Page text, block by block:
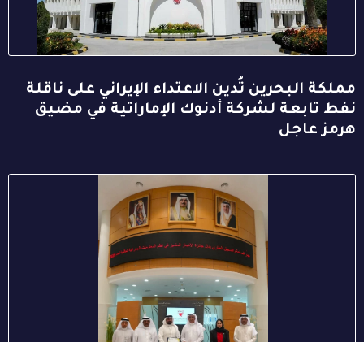
مملكة البحرين تُدين الاعتداء الإيراني على ناقلة
نفط تابعة لشركة أدنوك الإماراتية في مضيق
هرمز عاجل